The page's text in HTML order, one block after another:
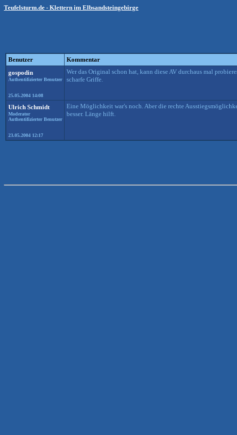
Teufelsturm.de - Klettern im Elbsandsteingebirge
Benutzer Kommentar
gospodin
Authentifizierter Benutzer
25.05.2004 14:08
Wer das Original schon hat, kann diese AV durchaus mal
scharfe Griffe.
Ulrich Schmidt
Moderator
Authentifizierter Benutzer
23.05.2004 12:17
Eine Möglichkeit war's noch. Aber die rechte
besser. Länge hilft.